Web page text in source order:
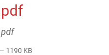
1190 KB